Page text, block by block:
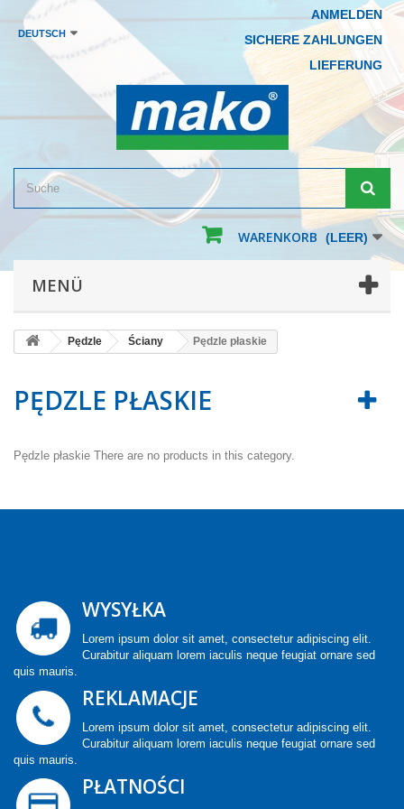
ANMELDEN
SICHERE ZAHLUNGEN
LIEFERUNG
DEUTSCH
WARENKORB (LEER)
MENÜ
Pędzle Ściany Pędzle płaskie
PĘDZLE PŁASKIE
Pędzle płaskie There are no products in this category.
WYSYŁKA
Lorem ipsum dolor sit amet, consectetur adipiscing elit.
Curabitur aliquam lorem iaculis neque feugiat ornare sed
quis mauris.
REKLAMACJE
Lorem ipsum dolor sit amet, consectetur adipiscing elit.
Curabitur aliquam lorem iaculis neque feugiat ornare sed
quis mauris.
PŁATNOŚCI